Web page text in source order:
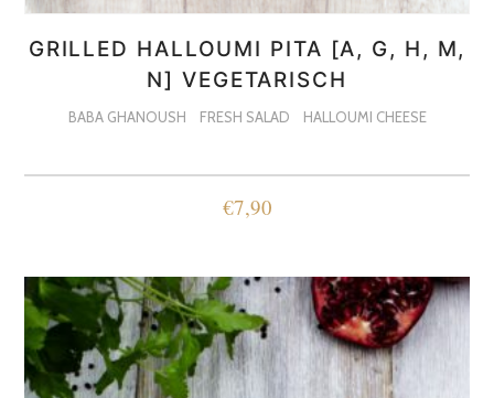
GRILLED HALLOUMI PITA [A, G, H, M,
N] VEGETARISCH
BABA GHANOUSH FRESH SALAD HALLOUMI CHEESE
€7,90